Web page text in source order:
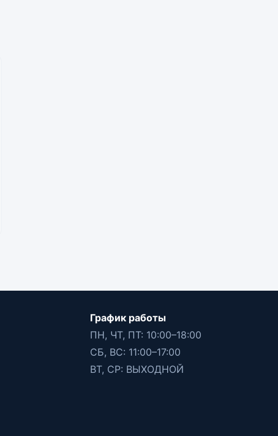
График работы
ПН, ЧТ, ПТ: 10:00–18:00
СБ, ВС: 11:00–17:00
ВТ, СР: ВЫХОДНОЙ